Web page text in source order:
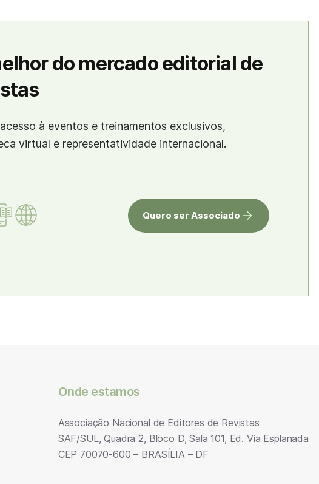
do mercado editorial de
à eventos e treinamentos exclusivos,
virtual e representatividade internacional.
Quero ser Associado
Onde estamos
Associação Nacional de Editores de Revistas
SAF/SUL, Quadra 2, Bloco D, Sala 101, Ed. Via Esplanada
CEP 70070-600 – BRASÍLIA – DF